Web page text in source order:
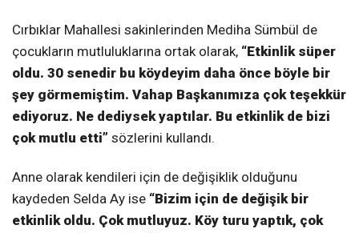
Cırbıklar Mahallesi sakinlerinden Mediha Sümbül de
çocukların mutluluklarına ortak olarak, “Etkinlik süper
oldu. 30 senedir bu köydeyim daha önce böyle bir
şey görmemiştim. Vahap Başkanımıza çok teşekkür
ediyoruz. Ne dediysek yaptılar. Bu etkinlik de bizi
çok mutlu etti” sözlerini kullandı.
Anne olarak kendileri için de değişiklik olduğunu
kaydeden Selda Ay ise “Bizim için de değişik bir
etkinlik oldu. Çok mutluyuz. Köy turu yaptık, çok